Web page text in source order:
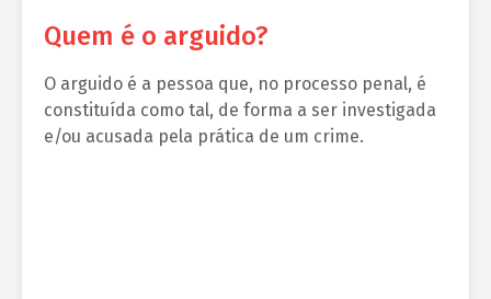
Quem é o arguido?
O arguido é a pessoa que, no processo penal, é
constituída como tal, de forma a ser investigada
e/ou acusada pela prática de um crime.